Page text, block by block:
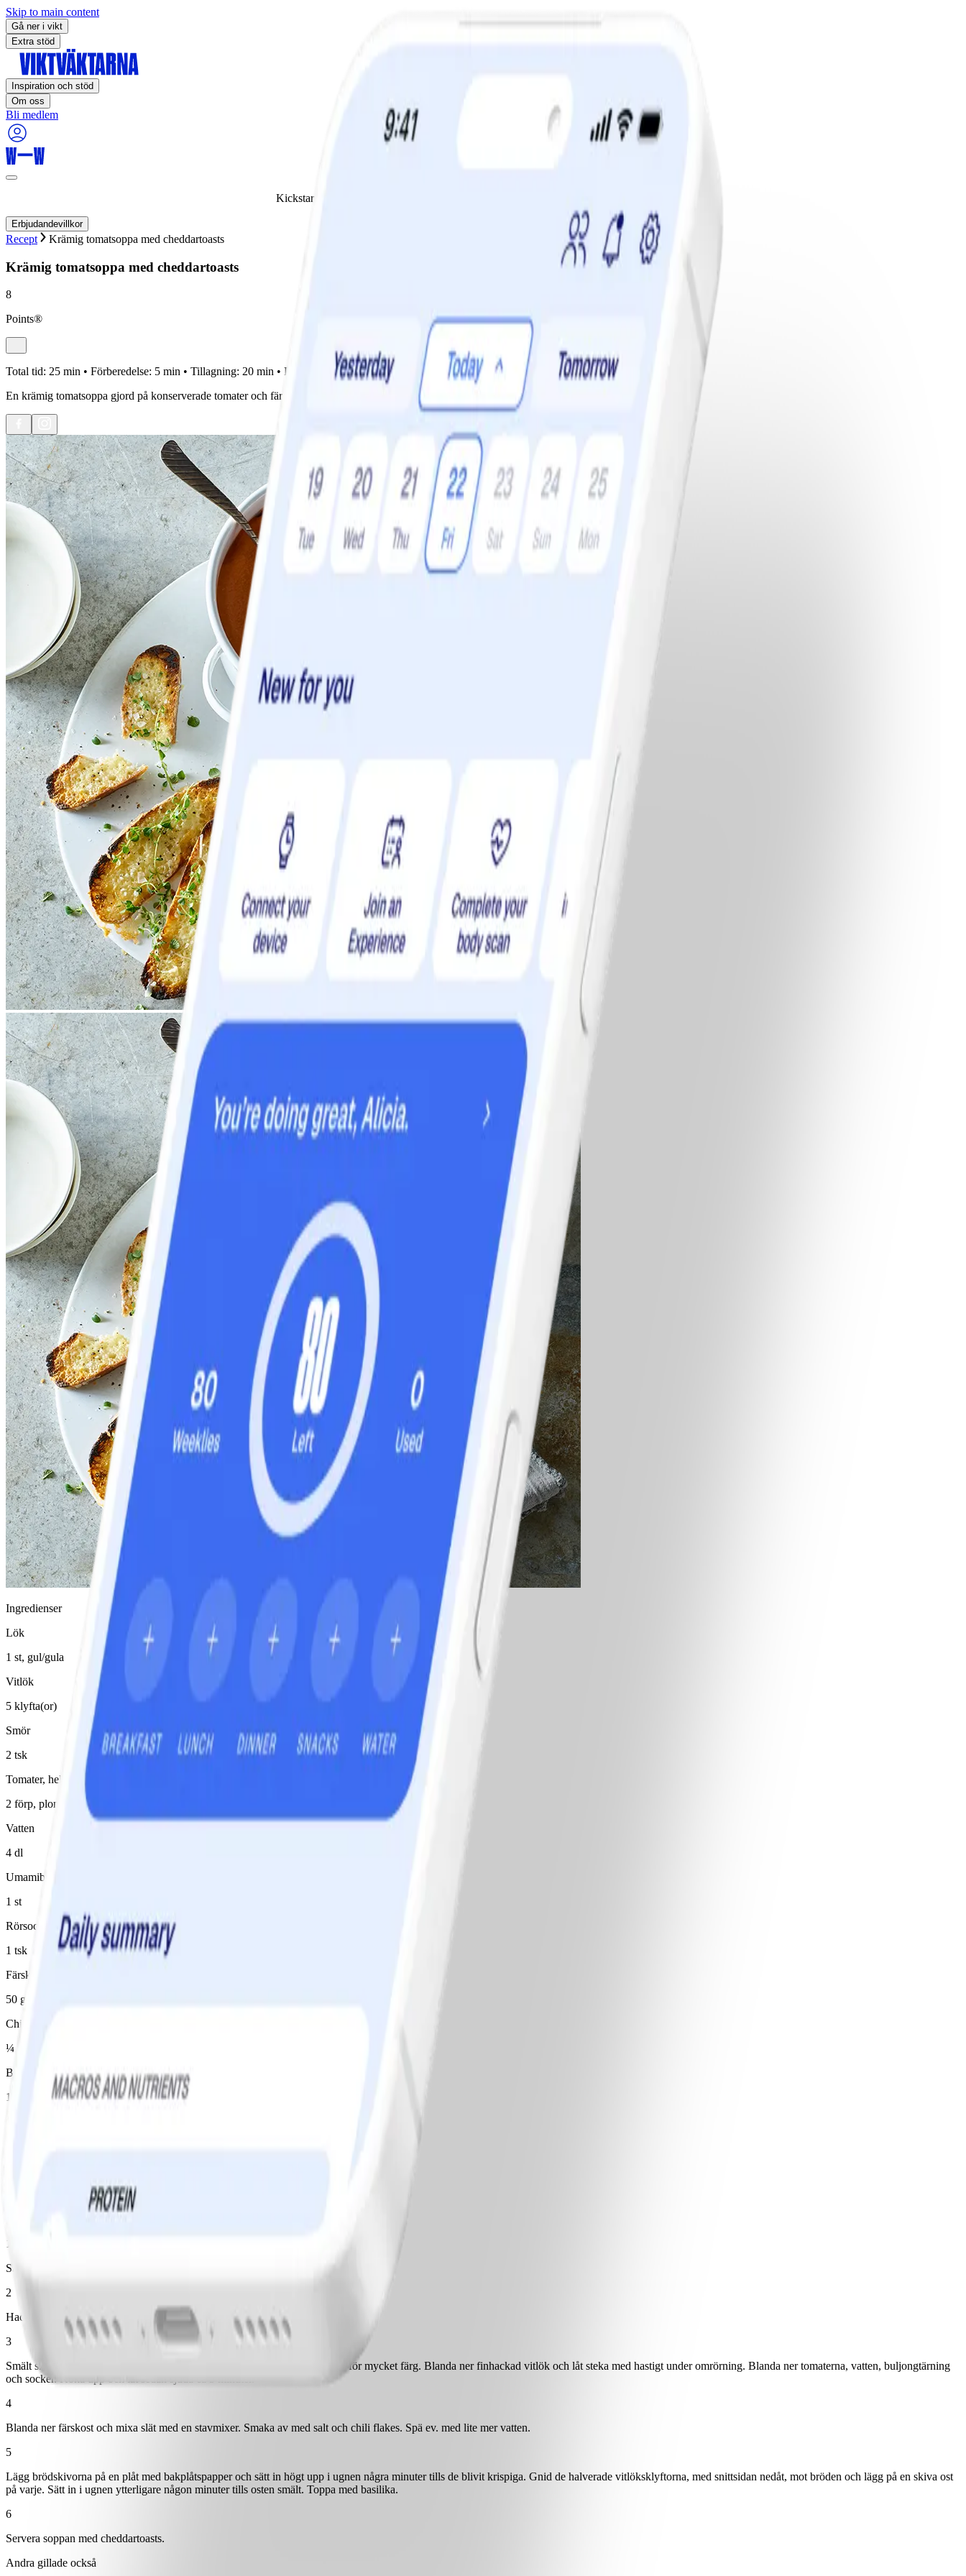
Skip to main content
Gå ner i vikt
Extra stöd
Inspiration och stöd
Om oss
Bli medlem
Kickstarta din viktminskningsresa nu! Spara 50% när du tecknar 12 månaders medlemskap.
Erbjudandevillkor
Recept Krämig tomatsoppa med cheddartoasts
Krämig tomatsoppa med cheddartoasts
8
Points®
Total tid: 25 min • Förberedelse: 5 min • Tillagning: 20 min • Portioner: 4 •Svårighetsgrad:
Lätt
En krämig tomatsoppa gjord på konserverade tomater och färskost, ljuvlig! Och till soppa vill vi ha bröd. Helst surdeg med ost. Och vitlök.
Ingredienser
Lök
1 st, gul/gula
Vitlök
5 klyfta(or)
Smör
2 tsk
Tomater, hela konserverade
2 förp, plommontomater
Vatten
4 dl
Umamibuljongtärning
1 st
Rörsocker
1 tsk
Färskost 11%
50 g
Chili flakes
¼ tsk, efter smak
Bröd ljust/vitt, typ lantbröd
100 g, 8 små skivor
1
Sätt ugnen på 250° och grill.
2
Hacka lök och finhacka 3 vitlöksklyftor. Halvera de resterande två.
3
Smält smör och stek löken minst 10 minuter på medelvärme utan att den tar för mycket färg. Blanda ner finhackad vitlök och låt steka med hastigt under omrörning. Blanda ner tomaterna, vatten, buljongtärning
och socker. Koka upp och låt sedan sjuda ca 5 minuter.
4
Blanda ner färskost och mixa slät med en stavmixer. Smaka av med salt och chili flakes. Spä ev. med lite mer vatten.
5
Lägg brödskivorna på en plåt med bakplåtspapper och sätt in högt upp i ugnen några minuter tills de blivit krispiga. Gnid de halverade vitlöksklyftorna, med snittsidan nedåt, mot bröden och lägg på en skiva ost
på varje. Sätt in i ugnen ytterligare någon minuter tills osten smält. Toppa med basilika.
6
Servera soppan med cheddartoasts.
Andra gillade också